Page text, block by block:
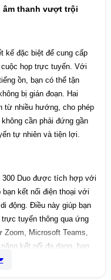
Clarity full duplex
pickup range
Reduction
B
003
TTE directive)
40–104ºF (5–
20–85% (non-
-22–131ºF
than 225 sq ft or 15 x
sq m or 5 x 5 m)
• Noise level:
thanh vượt trội
kế đặc biệt để cung cấp
họp trực tuyến. Với
ồn, bạn có thể tận
bị gián đoạn. Hai
từ nhiều hướng, cho phép
cần phải đứng gần
tự nhiên và tiện lợi.
300 Duo được tích hợp với
kết nối điện thoại với
động. Điều này giúp bạn
tuyến thông qua ứng
Microsoft Teams,
kết nối đa dạng, bạn
nơi một cách thuận tiện.